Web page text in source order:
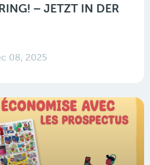
– JETZT IN DER
08, 2025